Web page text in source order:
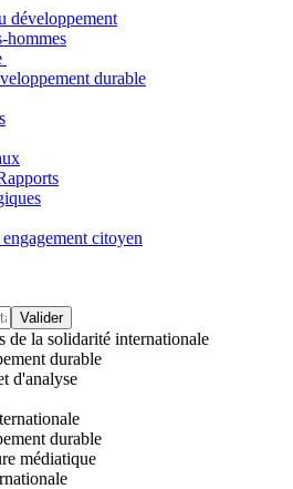
développement
hommes
durable
citoyen
de la solidarité internationale
durable
d'analyse
durable
médiatique